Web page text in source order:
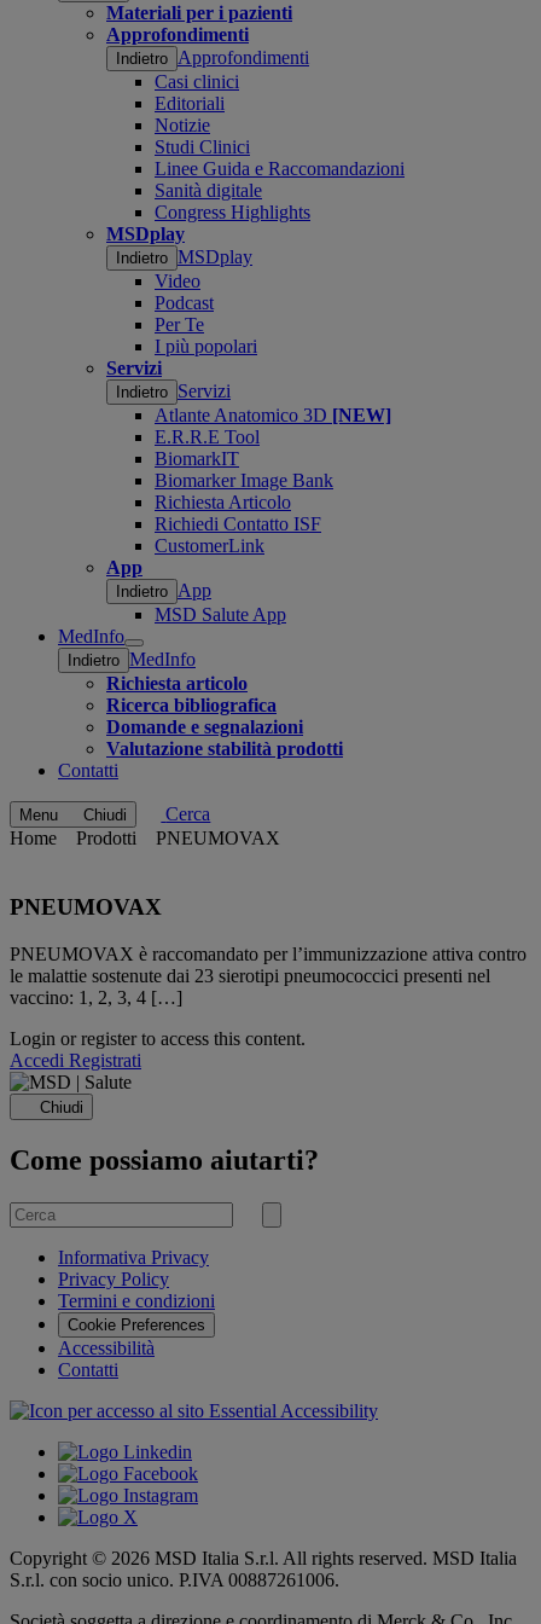
Materiali per i pazienti
Approfondimenti
Indietro Approfondimenti
Casi clinici
Editoriali
Notizie
Studi Clinici
Linee Guida e Raccomandazioni
Sanità digitale
Congress Highlights
MSDplay
Indietro MSDplay
Video
Podcast
Per Te
I più popolari
Servizi
Indietro Servizi
Atlante Anatomico 3D [NEW]
E.R.R.E Tool
BiomarkIT
Biomarker Image Bank
Richiesta Articolo
Richiedi Contatto ISF
CustomerLink
App
Indietro App
MSD Salute App
MedInfo
Open
submenu
Indietro MedInfo
Richiesta articolo
Ricerca bibliografica
Domande e segnalazioni
Valutazione stabilità prodotti
Contatti
Menu Chiudi
Cerca
Home
Prodotti PNEUMOVAX
PNEUMOVAX
PNEUMOVAX è raccomandato per l’immunizzazione attiva contro
le malattie sostenute dai 23 sierotipi pneumococcici presenti nel
vaccino: 1, 2, 3, 4 […]
Login or register to access this content.
Accedi Registrati
Chiudi
Come possiamo aiutarti?
Cerca
per
Invia
Informativa Privacy
Privacy Policy
Termini e condizioni
Cookie Preferences
Accessibilità
Contatti
Copyright © 2026 MSD Italia S.r.l. All rights reserved. MSD Italia
S.r.l. con socio unico. P.IVA 00887261006.